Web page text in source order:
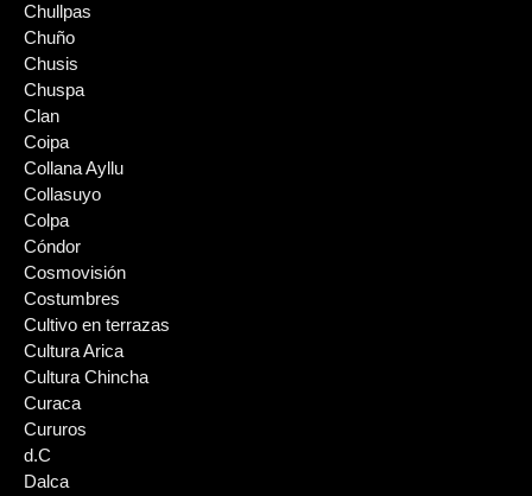
Chullpas
Chuño
Chusis
Chuspa
Clan
Coipa
Collana Ayllu
Collasuyo
Colpa
Cóndor
Cosmovisión
Costumbres
Cultivo en terrazas
Cultura Arica
Cultura Chincha
Curaca
Cururos
d.C
Dalca